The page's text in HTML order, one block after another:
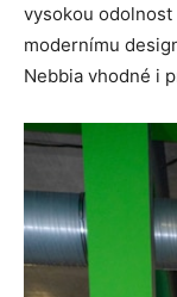
vysokou
modernímu
Nebbia vhodné i